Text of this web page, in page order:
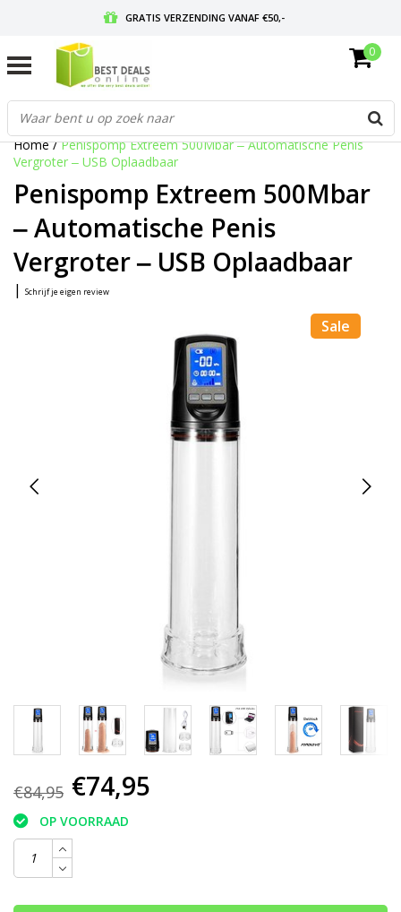
GRATIS VERZENDING VANAF €50,-
GRATIS RETOURNEREN EN 30 DAGEN BEDENKTIJD
0
Home/Penispomp Extreem 500Mbar ‒ Automatische Penis
Vergroter ‒ USB Oplaadbaar
Penispomp Extreem 500Mbar
‒ Automatische Penis
Vergroter ‒ USB Oplaadbaar
| Schrijf je eigen review
Sale
€84,95 €74,95
OP VOORRAAD